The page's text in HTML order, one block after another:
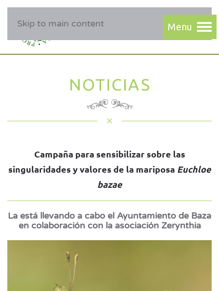
Skip to main content
NOTICIAS
Campaña para sensibilizar sobre las
singularidades y valores de la mariposa Euchloe
bazae
La está llevando a cabo el Ayuntamiento de Baza
en colaboración con la asociación Zerynthia